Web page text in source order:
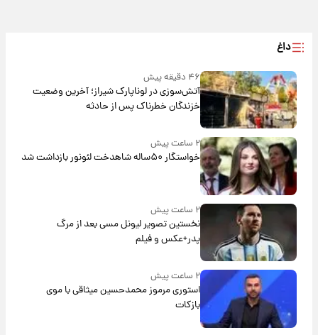
داغ
۴۶ دقیقه پیش
آتش‌سوزی در لوناپارک شیراز؛ آخرین وضعیت
خزندگان خطرناک پس از حادثه
۲ ساعت پیش
خواستگار ۵۰ساله شاهدخت لئونور بازداشت شد
۲ ساعت پیش
نخستین تصویر لیونل مسی بعد از مرگ
پدر+عکس و فیلم
۲ ساعت پیش
استوری مرموز محمدحسین میثاقی با موی
بازکات